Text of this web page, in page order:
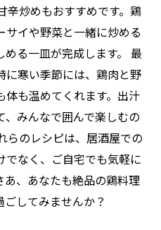
辛炒めもおすすめです。鶏
イや野菜と一緒に炒める
る一皿が完成します。 最
に寒い季節には、鶏肉と野
も温めてくれます。出汁
みんなで囲んで楽しむの
らのレシピは、居酒屋での
なく、ご自宅でも気軽に
、あなたも絶品の鶏料理
してみませんか？